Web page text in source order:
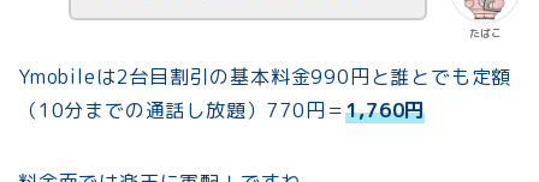
たぱこ
Ymobileは2台目割引の基本料金990円と誰とでも定額
（10分までの通話し放題）770円＝1,760円